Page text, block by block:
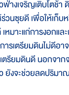
างเจริญเติบโตช้า
วนซุยดี เพื่อให้เก็
หมาะแก่การงอกแล
รเตรียมดินไม่ดีอา
ตรียมดินดี นอกจาก
ยังจะช่วยลดปริม